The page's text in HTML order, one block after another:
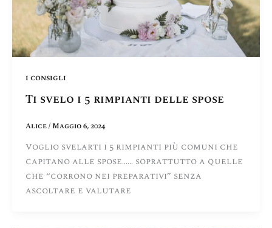
i consigli
Ti svelo i 5 rimpianti delle spose
Alice/Maggio 6, 2024
Voglio svelarti i 5 rimpianti più comuni che
capitano alle spose…… soprattutto a quelle
che “corrono nei preparativi” senza
ascoltare e valutare